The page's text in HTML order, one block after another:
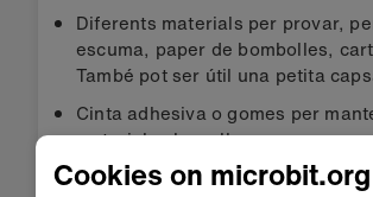
Diferents materials per provar,
escuma, paper de bombolles,
També pot ser útil una petita
Cinta adhesiva o gomes per
materials al seu lloc
Regle o cinta mètrica per mesurar
Cookies on microbit.org